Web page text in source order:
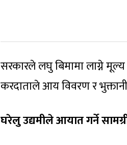
सरकारले लघु बिमामा लाग्ने
करदाताले आय विवरण र
घरेलु उद्यमीले आयात गर्ने